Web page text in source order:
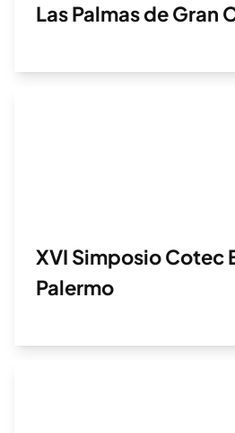
Las Palmas de Gran
XVI Simposio Cotec
Palermo